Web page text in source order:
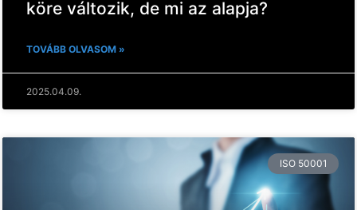
köre változik, de mi az alapja?
TOVÁBB OLVASOM »
2025.04.09.
ISO 50001